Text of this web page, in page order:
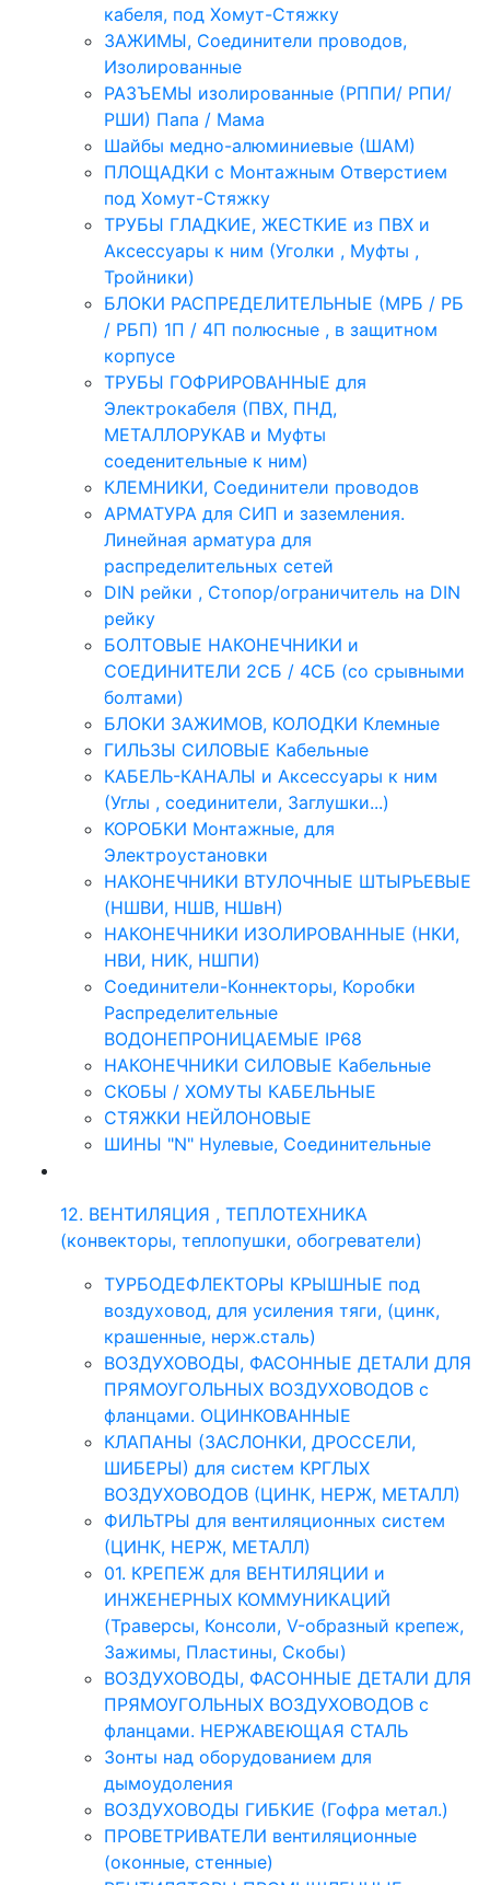
кабеля, под Хомут-Стяжку
ЗАЖИМЫ, Соединители проводов,
Изолированные
РАЗЪЕМЫ изолированные (РППИ/ РПИ/
РШИ) Папа / Мама
Шайбы медно-алюминиевые (ШАМ)
ПЛОЩАДКИ с Монтажным Отверстием
под Хомут-Стяжку
ТРУБЫ ГЛАДКИЕ, ЖЕСТКИЕ из ПВХ и
Аксессуары к ним (Уголки , Муфты ,
Тройники)
БЛОКИ РАСПРЕДЕЛИТЕЛЬНЫЕ (МРБ / РБ
/ РБП) 1П / 4П полюсные , в защитном
корпусе
ТРУБЫ ГОФРИРОВАННЫЕ для
Электрокабеля (ПВХ, ПНД,
МЕТАЛЛОРУКАВ и Муфты
соеденительные к ним)
КЛЕМНИКИ, Соединители проводов
АРМАТУРА для СИП и заземления.
Линейная арматура для
распределительных сетей
DIN рейки , Стопор/ограничитель на DIN
рейку
БОЛТОВЫЕ НАКОНЕЧНИКИ и
СОЕДИНИТЕЛИ 2СБ / 4СБ (со срывными
болтами)
БЛОКИ ЗАЖИМОВ, КОЛОДКИ Клемные
ГИЛЬЗЫ СИЛОВЫЕ Кабельные
КАБЕЛЬ-КАНАЛЫ и Аксессуары к ним
(Углы , соединители, Заглушки...)
КОРОБКИ Монтажные, для
Электроустановки
НАКОНЕЧНИКИ ВТУЛОЧНЫЕ ШТЫРЬЕВЫЕ
(НШВИ, НШВ, НШвН)
НАКОНЕЧНИКИ ИЗОЛИРОВАННЫЕ (НКИ,
НВИ, НИК, НШПИ)
Соединители-Коннекторы, Коробки
Распределительные
ВОДОНЕПРОНИЦАЕМЫЕ IP68
НАКОНЕЧНИКИ СИЛОВЫЕ Кабельные
СКОБЫ / ХОМУТЫ КАБЕЛЬНЫЕ
СТЯЖКИ НЕЙЛОНОВЫЕ
ШИНЫ "N" Нулевые, Соединительные
12. ВЕНТИЛЯЦИЯ , ТЕПЛОТЕХНИКА
(конвекторы, теплопушки, обогреватели)
ТУРБОДЕФЛЕКТОРЫ КРЫШНЫЕ под
воздуховод, для усиления тяги, (цинк,
крашенные, нерж.сталь)
ВОЗДУХОВОДЫ, ФАСОННЫЕ ДЕТАЛИ ДЛЯ
ПРЯМОУГОЛЬНЫХ ВОЗДУХОВОДОВ с
фланцами. ОЦИНКОВАННЫЕ
КЛАПАНЫ (ЗАСЛОНКИ, ДРОССЕЛИ,
ШИБЕРЫ) для систем КРГЛЫХ
ВОЗДУХОВОДОВ (ЦИНК, НЕРЖ, МЕТАЛЛ)
ФИЛЬТРЫ для вентиляционных систем
(ЦИНК, НЕРЖ, МЕТАЛЛ)
01. КРЕПЕЖ для ВЕНТИЛЯЦИИ и
ИНЖЕНЕРНЫХ КОММУНИКАЦИЙ
(Траверсы, Консоли, V-образный крепеж,
Зажимы, Пластины, Скобы)
ВОЗДУХОВОДЫ, ФАСОННЫЕ ДЕТАЛИ ДЛЯ
ПРЯМОУГОЛЬНЫХ ВОЗДУХОВОДОВ с
фланцами. НЕРЖАВЕЮЩАЯ СТАЛЬ
Зонты над оборудованием для
дымоудоления
ВОЗДУХОВОДЫ ГИБКИЕ (Гофра метал.)
ПРОВЕТРИВАТЕЛИ вентиляционные
(оконные, стенные)